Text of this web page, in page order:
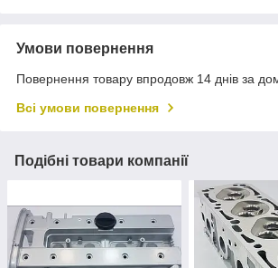
Умови повернення
Повернення товару впродовж 14 днів за
Всі умови повернення
Подібні товари компанії